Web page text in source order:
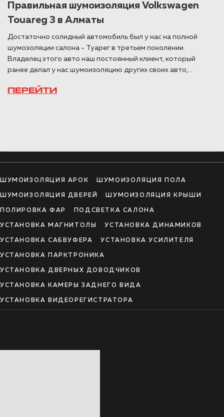
Правильная шумоизоляция Volkswagen
Touareg 3 в Алматы
Достаточно солидный автомобиль был у нас на полной
шумозоляции салона - Туарег в третьем поколении.
Владелец этого авто наш постоянный клиент, который
ранее делал у нас шумоизоляцию других своих авто,...
ПЕРЕЙТИ
ШУМОИЗОЛЯЦИЯ АРОК ШУМОИЗОЛЯЦИЯ ПОЛА
ШУМОИЗОЛЯЦИЯ ДВЕРЕЙ ШУМОИЗОЛЯЦИЯ КРЫШИ
ПОЛИРОВКА ФАР ПОДСВЕТКА САЛОНА
УСТАНОВКА МАГНИТОЛЫ УСТАНОВКА ДИНАМИКОВ
УСТАНОВКА САБВУФЕРА УСТАНОВКА УСИЛИТЕЛЯ
УСТАНОВКА ПАРКТРОНИКА
УСТАНОВКА ДВЕРНЫХ ДОВОДЧИКОВ
УСТАНОВКА КАМЕРЫ ЗАДНЕГО ВИДА
УСТАНОВКА ВИДЕОРЕГИСТРАТОРА